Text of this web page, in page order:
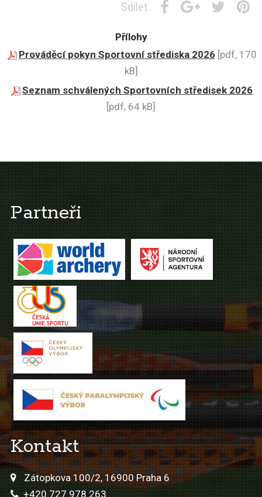
Sdílet
Přílohy
Prováděcí pokyn Sportovní střediska 2026[pdf, 170
kB]
Seznam schválených Sportovních středisek 2026
[pdf, 64 kB]
Partneři
Kontakt
Zátopkova 100/2, 16900 Praha 6
+420 727 978 263